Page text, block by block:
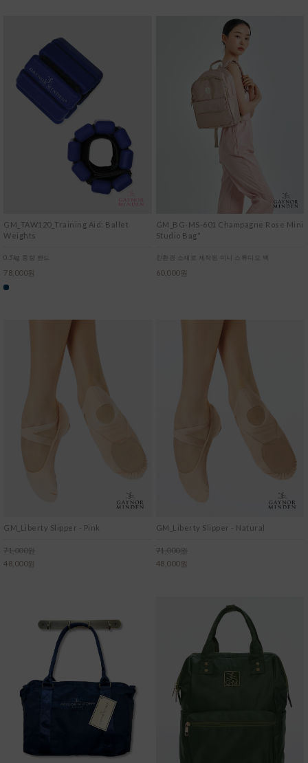
GM_TAW120_Training Aid: Ballet
Weights
0.5kg 중량 밴드
78,000원
GM_BG-MS-601 Champagne Rose Mini
Studio Bag*
친환경 소재로 제작된 미니 스튜디오 백
60,000원
GM_Liberty Slipper - Pink
71,000원
48,000원
GM_Liberty Slipper - Natural
71,000원
48,000원